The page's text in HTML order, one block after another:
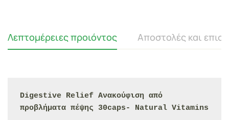
Λεπτομέρειες προιόντος Αποστολές και
Digestive Relief Ανακούφιση από
προβλήματα πέψης 30caps- Natural Vitamins